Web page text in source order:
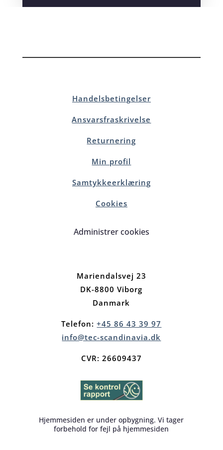
Handelsbetingelser
Ansvarsfraskrivelse
Returnering
Min profil
Samtykkeerklæring
Cookies
Administrer cookies
Mariendalsvej 23
DK-8800 Viborg
Danmark
Telefon:+45 86 43 39 97
info@tec-scandinavia.dk
CVR: 26609437
Hjemmesiden er under opbygning. Vi tager
forbehold for fejl på hjemmesiden